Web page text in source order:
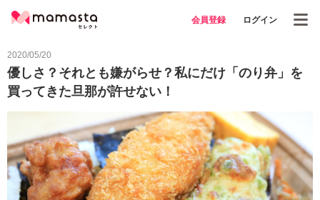
会員登録 ログイン
2020/05/20
優しさ？それとも嫌がらせ？私にだけ「のり弁」を
買ってきた旦那が許せない！